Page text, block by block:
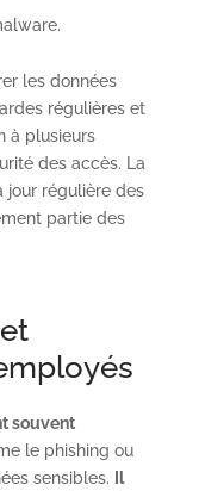
les données
régulières et
à plusieurs
des accès. La
jour régulière des
partie des
souvent
le phishing ou
sensibles.
Il